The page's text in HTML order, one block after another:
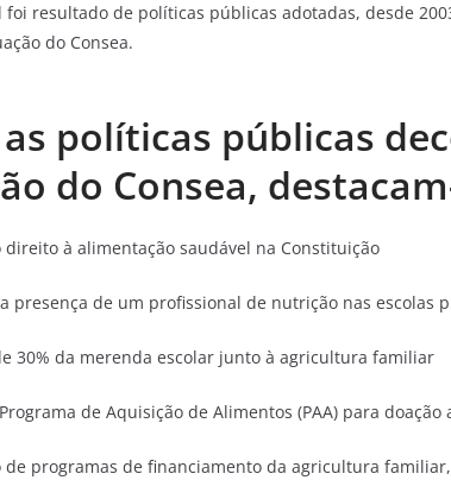
resultado de políticas públicas adotadas, desde
do Consea.
políticas públicas
do Consea,
direito à alimentação saudável na Constituição
presença de um profissional de nutrição nas escolas
30% da merenda escolar junto à agricultura familiar
de Aquisição de Alimentos (PAA) para
de programas de financiamento da agricultura